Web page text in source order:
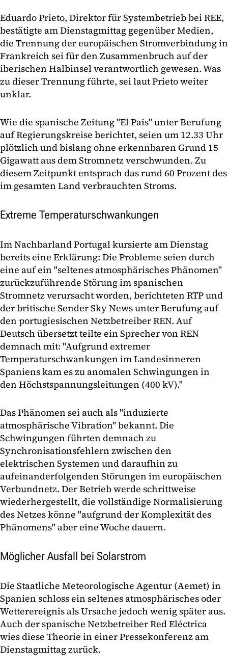
Eduardo Prieto, Direktor für Systembetrieb bei REE,
bestätigte am Dienstagmittag gegenüber Medien,
die Trennung der europäischen Stromverbindung in
Frankreich sei für den Zusammenbruch auf der
iberischen Halbinsel verantwortlich gewesen. Was
zu dieser Trennung führte, sei laut Prieto weiter
unklar.
Wie die spanische Zeitung "El Pais" unter Berufung
auf Regierungskreise berichtet, seien um 12.33 Uhr
plötzlich und bislang ohne erkennbaren Grund 15
Gigawatt aus dem Stromnetz verschwunden. Zu
diesem Zeitpunkt entsprach das rund 60 Prozent des
im gesamten Land verbrauchten Stroms.
Extreme Temperaturschwankungen
Im Nachbarland Portugal kursierte am Dienstag
bereits eine Erklärung: Die Probleme seien durch
eine auf ein "seltenes atmosphärisches Phänomen"
zurückzuführende Störung im spanischen
Stromnetz verursacht worden, berichteten RTP und
der britische Sender Sky News unter Berufung auf
den portugiesischen Netzbetreiber REN. Auf
Deutsch übersetzt teilte ein Sprecher von REN
demnach mit: "Aufgrund extremer
Temperaturschwankungen im Landesinneren
Spaniens kam es zu anomalen Schwingungen in
den Höchstspannungsleitungen (400 kV)."
Das Phänomen sei auch als "induzierte
atmosphärische Vibration" bekannt. Die
Schwingungen führten demnach zu
Synchronisationsfehlern zwischen den
elektrischen Systemen und daraufhin zu
aufeinanderfolgenden Störungen im europäischen
Verbundnetz. Der Betrieb werde schrittweise
wiederhergestellt, die vollständige Normalisierung
des Netzes könne "aufgrund der Komplexität des
Phänomens" aber eine Woche dauern.
Möglicher Ausfall bei Solarstrom
Die Staatliche Meteorologische Agentur (Aemet) in
Spanien schloss ein seltenes atmosphärisches oder
Wetterereignis als Ursache jedoch wenig später aus.
Auch der spanische Netzbetreiber Red Eléctrica
wies diese Theorie in einer Pressekonferenz am
Dienstagmittag zurück.